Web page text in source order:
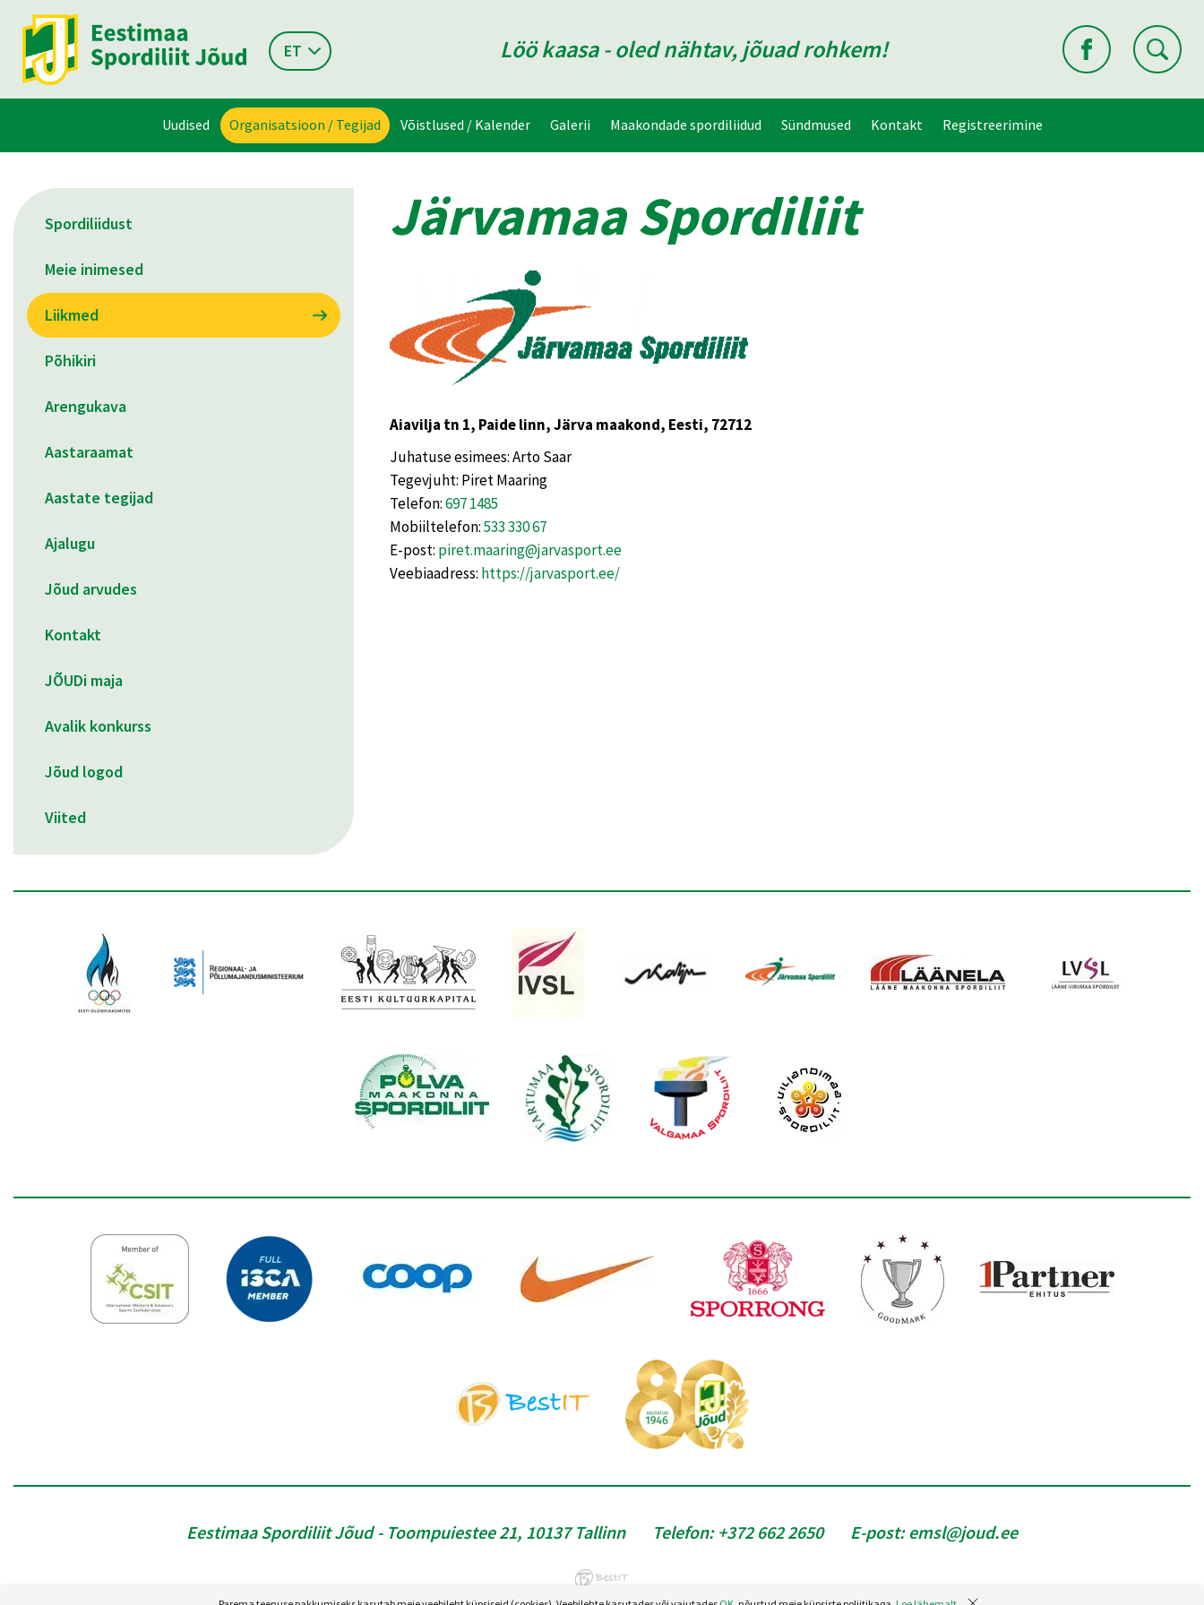
ET Löö kaasa - oled nähtav, jõuad rohkem!
Uudised Organisatsioon / Tegijad Võistlused / Kalender Galerii Maakondade spordiliidud Sündmused Kontakt Registreerimine
Spordiliidust
Meie inimesed
Liikmed
Põhikiri
Arengukava
Aastaraamat
Aastate tegijad
Ajalugu
Jõud arvudes
Kontakt
JÕUDi maja
Avalik konkurss
Jõud logod
Viited
Järvamaa Spordiliit
Aiavilja tn 1, Paide linn, Järva maakond, Eesti, 72712
Juhatuse esimees: Arto Saar
Tegevjuht: Piret Maaring
Telefon:697 1485
Mobiiltelefon:533 330 67
E-post: piret.maaring@jarvasport.ee
Veebiaadress: https://jarvasport.ee/
Eestimaa Spordiliit Jõud Toompuiestee 21, 10137 Tallinn Telefon: +372 662 2650 E-post:emsl@joud.ee